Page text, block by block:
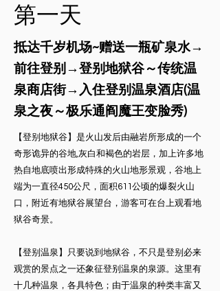
​第一天
抵达千岁机场~赠送一瓶矿泉水→
前往登别→登别地狱谷～传统温
泉商店街→入住登别温泉酒店(温
泉之夜～极乐通阎魔王变脸秀)
【登别地狱谷】是火山发后由融岩所形成的一个
奇形诡异的谷地,灰白和褐色的岩层，加上许多地
热自地底喷出形成特殊的火山地形景观，谷地上
端为一直径450公尺，面积611公顷的爆裂火山
口，附近有地狱谷展望台，游客可在台上观看地
狱谷奇景。
【登别温泉】只要说到地狱谷，不只是登别必来
观赏的景点之一还象征登别温泉的泉源。这里有
十几种温泉，各具特色；由于温泉的种类丰富又